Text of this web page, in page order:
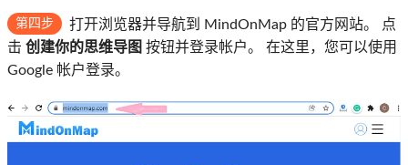
第四步
打开浏览器并导航到 MindOnMap 的官方网站。 点
击 创建你的思维导图 按钮并登录帐户。 在这里，您可以使用
Google 帐户登录。